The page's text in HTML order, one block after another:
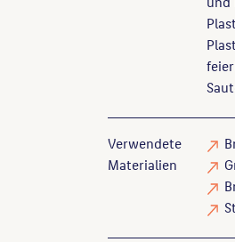
Verwendete
Materialien